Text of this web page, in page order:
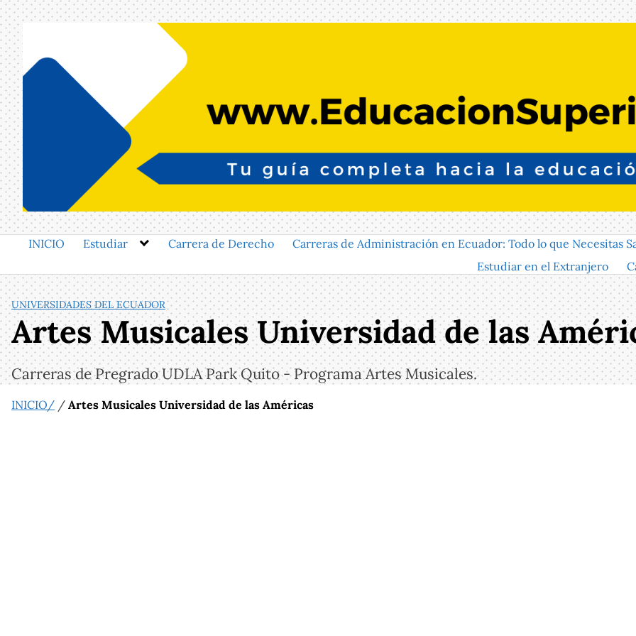
Saltar
al
contenido
INICIO Estudiar Carrera de Derecho
Carreras de Administración en Ecuador: Todo lo que Necesitas
Estudiar en el Extranjero
UNIVERSIDADES DEL ECUADOR
Artes Musicales Universidad de las
Carreras de Pregrado UDLA Park Quito - Programa Artes Musicales.
INICIO/ / Artes Musicales Universidad de las Américas